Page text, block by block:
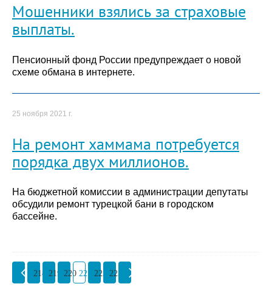
Мошенники взялись за страховые
выплаты.
Пенсионный фонд России предупреждает о новой
схеме обмана в интернете.
25 ноября 2021 г.
На ремонт хаммама потребуется
порядка двух миллионов.
На бюджетной комиссии в администрации депутаты
обсудили ремонт турецкой бани в городском
бассейне.
218 219 220 221 222 223